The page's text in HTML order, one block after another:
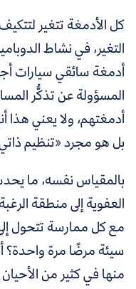
كل الأدمغة تتغير
التغير، في نشاط
أدمغة سائقي سيارات
المسؤولة عن تذكُّر
أدمغتهم، ولا يعني هذا
بل هو مجرد «تنظيم
بالمقياس نفسه،ما
العفوية إلى منطقة
مع كل ممارسة تتحول
سيئة مرضًا مرة واحدة؟
منها في كثير من